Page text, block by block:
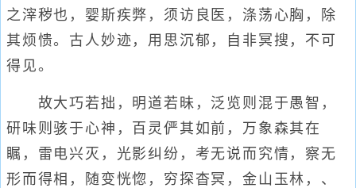
之滓秽也，婴斯疾弊，须访良医，涤荡心胸，除
其烦愦。古人妙迹，用思沉郁，自非冥搜，不可
得见。
故大巧若拙，明道若昧，泛览则混于愚智，
研味则骇于心神，百灵俨其如前，万象森其在
瞩，雷电兴灭，光影纠纷，考无说而究情，察无
形而得相，随变恍惚，穷探杳冥，金山玉林，、